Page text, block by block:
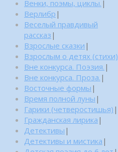
Венки, поэмы, циклы. |
Верлибр |
Веселый правдивый
рассказ |
Взрослые сказки |
Взрослым о детях (стихи)
Вне конкурса. Поэзия. |
Вне конкурса. Проза. |
Восточные формы |
Время полной луны |
Гарики (четверостишья) |
Гражданская лирика |
Детективы |
Детективы и мистика |